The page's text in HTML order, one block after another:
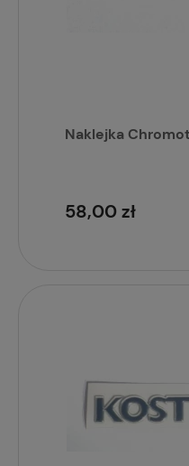
Naklejka
58,00 zł